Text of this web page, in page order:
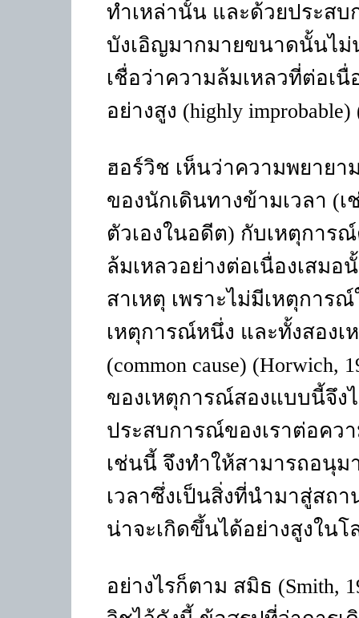
ทำเหล่านั้น และด้วยประสบ
บังเอิญมากมายขนาดนั้นไม่
เชื่อว่าความล้มเหลวที่ต่อเ
อย่างสูง (highly improbable)
ฮอร์วิช เห็นว่าความพยาย
ของนักเดินทางข้ามเวลา (
ตัวเองในอดีต) กับเหตุการ
ล้มเหลวอย่างต่อเนื่องเสม
สาเหตุ เพราะไม่มีเหตุการ
เหตุการณ์หนึ่ง และทั้งสอง
(common cause) (Horwich,
ของเหตุการณ์สองแบบนี้จึง
ประสบการณ์ของเราต่อคว
เช่นนี้ จึงทำให้สามารถอนุ
เวลาซึ่งเป็นสิ่งที่นำมาสู่สถ
น่าจะเกิดขึ้นได้อย่างสูงใน
อย่างไรก็ตาม สมิธ (Smith,